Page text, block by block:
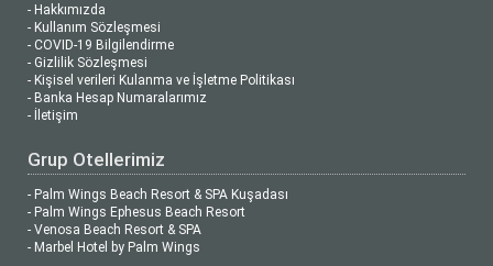
- Hakkımızda
- Kullanım Sözleşmesi
- COVID-19 Bilgilendirme
- Gizlilik Sözleşmesi
- Kişisel verileri Kulanma ve İşletme Politikası
- Banka Hesap Numaralarımız
- İletişim
Grup Otellerimiz
- Palm Wings Beach Resort & SPA Kuşadası
- Palm Wings Ephesus Beach Resort
- Venosa Beach Resort & SPA
- Marbel Hotel by Palm Wings